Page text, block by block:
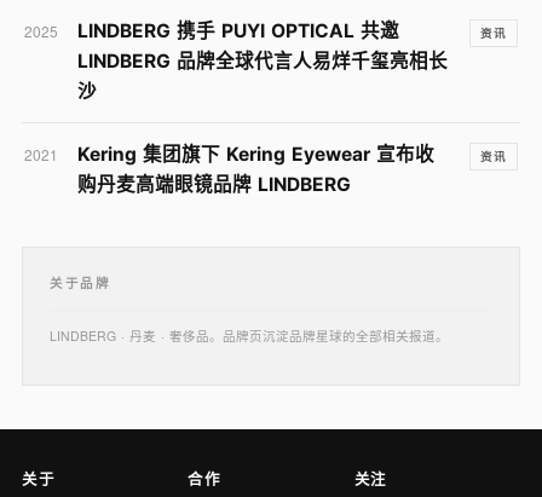
2025
LINDBERG 携手 PUYI OPTICAL 共邀
LINDBERG 品牌全球代言人易烊千玺亮相长
沙
资讯
2021
Kering 集团旗下 Kering Eyewear 宣布收
购丹麦高端眼镜品牌 LINDBERG
资讯
关于品牌
LINDBERG · 丹麦 · 奢侈品。品牌页沉淀品牌星球的全部相关报道。
关于 合作 关注